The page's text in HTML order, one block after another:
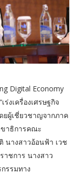
Digital Economy
งเครื่องเศรษฐกิจ
ผู้เชี่ยวชาญจากภาค
ขาธิการคณะ
นางสาวอ้อนฟ้า เวช
ชการ นางสาว
รรมทาง